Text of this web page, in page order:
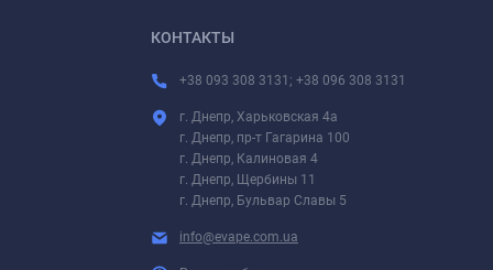
КОНТАКТЫ
+38 093 308 3131; +38 096 308 3131
г. Днепр, Харьковская 4а
г. Днепр, пр-т Гагарина 100
г. Днепр, Калиновая 4
г. Днепр, Щербины 11
г. Днепр, Бульвар Славы 5
info@evape.com.ua